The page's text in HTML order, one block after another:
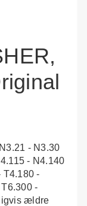
- N3.30
- N4.140
T4.180 -
-
ældre